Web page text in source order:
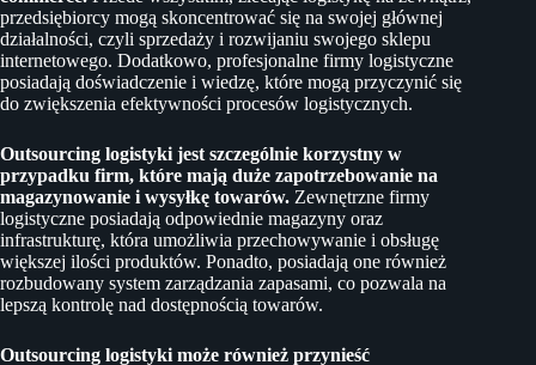
przedsiębiorcy mogą skoncentrować się na swojej głównej
działalności, czyli sprzedaży i rozwijaniu swojego sklepu
internetowego. Dodatkowo, profesjonalne firmy logistyczne
posiadają doświadczenie i wiedzę, które mogą przyczynić się
do zwiększenia efektywności procesów logistycznych.
Outsourcing logistyki jest szczególnie korzystny w
przypadku firm, które mają duże zapotrzebowanie na
magazynowanie i wysyłkę towarów. Zewnętrzne firmy
logistyczne posiadają odpowiednie magazyny oraz
infrastrukturę, która umożliwia przechowywanie i obsługę
większej ilości produktów. Ponadto, posiadają one również
rozbudowany system zarządzania zapasami, co pozwala na
lepszą kontrolę nad dostępnością towarów.
Outsourcing logistyki może również przynieść